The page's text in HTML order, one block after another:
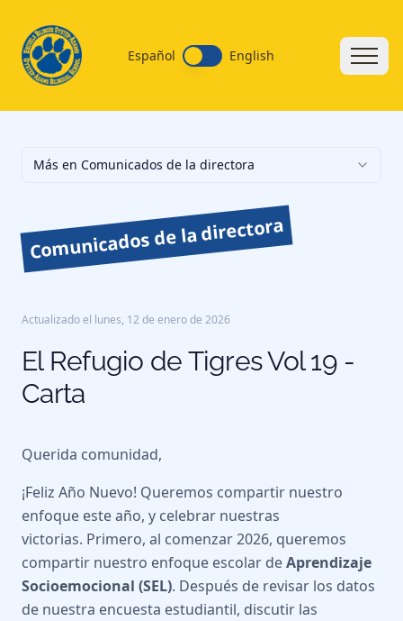
Español English
Más en Comunicados de la directora
Comunicados de la directora
Actualizado el lunes, 12 de enero de 2026
El Refugio de Tigres Vol 19 -
Carta
Querida comunidad,
¡Feliz Año Nuevo! Queremos compartir nuestro
enfoque este año, y celebrar nuestras
victorias. Primero, al comenzar 2026, queremos
compartir nuestro enfoque escolar deAprendizaje
Socioemocional (SEL). Después de revisar los datos
de nuestra encuesta estudiantil, discutir las